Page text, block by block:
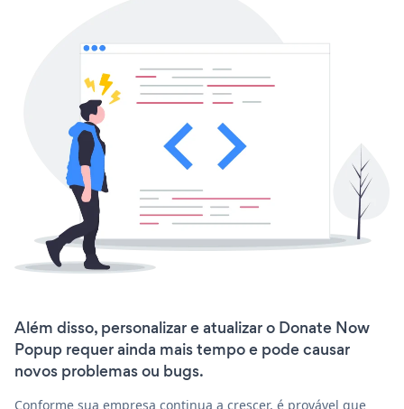
Além disso, personalizar e atualizar o Donate Now
Popup requer ainda mais tempo e pode causar
novos problemas ou bugs.
Conforme sua empresa continua a crescer, é provável que